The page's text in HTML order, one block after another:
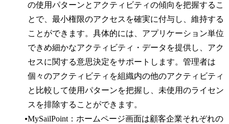
の使用パターンとアクティビティの傾向を把握するこ
とで、最小権限のアクセスを確実に付与し、維持する
ことができます。具体的には、アプリケーション単位
できめ細かなアクティビティ・データを提供し、アク
セスに関する意思決定をサポートします。管理者は
個々のアクティビティを組織内の他のアクティビティ
と比較して使用パターンを把握し、未使用のライセン
スを排除することができます。
MySailPoint：ホームページ画面は顧客企業それぞれの